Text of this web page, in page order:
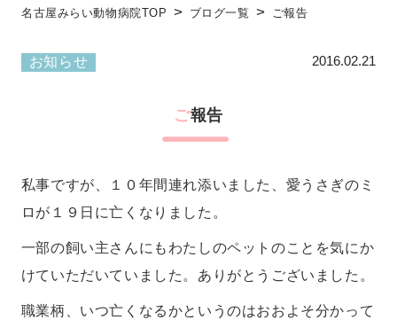
名古屋みらい動物病院TOP ブログ一覧 ご報告
お知らせ 2016.02.21
ご報告
私事ですが、１０年間連れ添いました、愛うさぎのミ
ロが１９日に亡くなりました。
一部の飼い主さんにもわたしのペットのことを気にか
けていただいていました。ありがとうございました。
職業柄、いつ亡くなるかというのはおおよそ分かって